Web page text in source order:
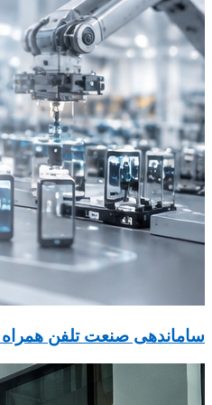
ساماندهی صنعت تلفن همراه در